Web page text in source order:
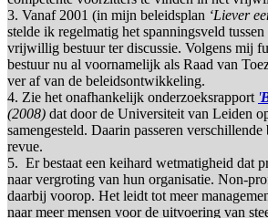
3. Vanaf 2001 (in mijn beleidsplan ‘Liever
stelde ik regelmatig het spanningsveld tussen
vrijwillig bestuur ter discussie. Volgens mij
bestuur nu al voornamelijk als Raad van
ver af van de beleidsontwikkeling.
4. Zie het onafhankelijk onderzoeksrapport '
(2008) dat door de Universiteit van Leiden
samengesteld. Daarin passeren
revue.
5. Er bestaat een keihard wetmatigheid dat
naar vergroting van hun organisatie. Non-
daarbij voorop. Het leidt tot meer
naar meer mensen voor de uitvoering van